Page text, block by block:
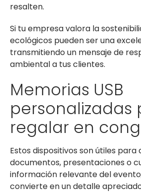
resalten.
Si tu empresa valora la
ecológicos pueden ser una
transmitiendo un mensaje de
ambiental a tus clientes.
Memorias USB
personalizadas
regalar en
Estos dispositivos son útiles
documentos, presentaciones o
información relevante del
convierte en un detalle